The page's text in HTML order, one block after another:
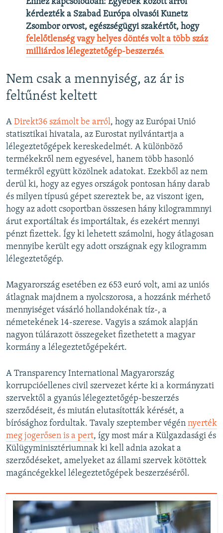
Ehhez kapcsolódóan: Egyebek között arról
kérdezték a Szabad Európa olvasói Kunetz
Zsombor orvost, egészségügyi szakértőt, hogy
felelőtlenség vagy helyes döntés volt a több száz
milliárdos lélegeztetőgép-beszerzés.
Nem csak a mennyiség, az ár is
feltűnést keltett
A Direkt36 számolt be arról, hogy az Európai Unió
statisztikai hivatala, az Eurostat nyilvántartja a
lélegeztetőgépek kereskedelmét. A különböző
termékekről nem egyesével, hanem több hasonló
termékről együtt közölnek adatokat. Ezekből az nem
derül ki, hogy az egyes országok pontosan hány darab
és milyen típusú gépet szereztek be, az viszont igen,
hogy az adott csoportban összesen hány kilogrammnyi
árut exportáltak és importáltak, és ezekért mennyi
pénzt fizettek. Így ki lehetett számolni, hogy átlagosan
mennyibe került egy adott országnak egy kilogramm
lélegeztetőgép.
Magyarország esetében ez 653 euró volt, ami az uniós
átlagnak majdnem a nyolcszorosa, a hozzánk mérhető
mennyiséget vásárló hollandokénak tíz-, a
németekének 14-szerese. Vagyis a számok alapján
nagyon túlárazott összegeket fizethetett a magyar
kormány a lélegeztetőgépekért.
A Transparency International Magyarország
korrupcióellenes civil szervezet kérte ki a kormányzati
szervektől a gyanús lélegeztetőgép-beszerzés
szerződéseit, és miután elutasították kérését, a
bírósághoz fordultak. Tavaly szeptember végén nyerték
meg jogerősen is a pert, így most már a Külgazdasági és
Külügyminisztériumnak ki kell adnia azokat a
szerződéseket, amelyeket az állami szervek kötöttek
magáncégekkel lélegeztetőgépek beszerzéséről.